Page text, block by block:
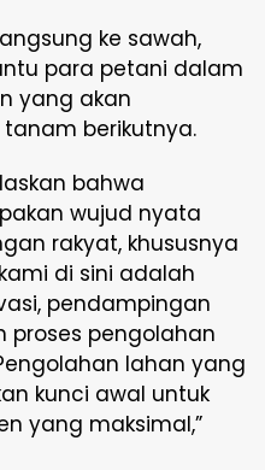
ke sawah,
para petani dalam
yang akan
berikutnya.
bahwa
wujud nyata
rakyat, khususnya
di sini adalah
pendampingan
proses pengolahan
lahan yang
kunci awal untuk
yang maksimal,”